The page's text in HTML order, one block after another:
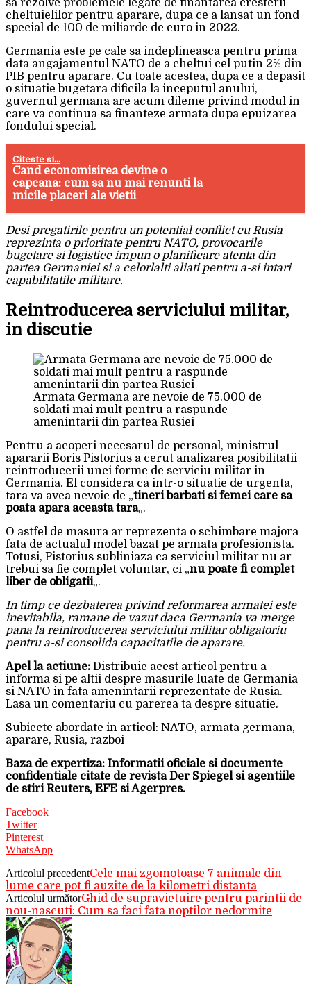
sa rezolve problemele legate de finantarea cresterii
cheltuielilor pentru aparare, dupa ce a lansat un fond
special de 100 de miliarde de euro in 2022.
Germania este pe cale sa indeplineasca pentru prima
data angajamentul NATO de a cheltui cel putin 2% din
PIB pentru aparare. Cu toate acestea, dupa ce a depasit
o situatie bugetara dificila la inceputul anului,
guvernul germana are acum dileme privind modul in
care va continua sa finanteze armata dupa epuizarea
fondului special.
Citeste si...
Cand economisirea devine o
capcana: cum sa nu mai renunti la
micile placeri ale vietii
Desi pregatirile pentru un potential conflict cu Rusia
reprezinta o prioritate pentru NATO, provocarile
bugetare si logistice impun o planificare atenta din
partea Germaniei si a celorlalti aliati pentru a-si intari
capabilitatile militare.
Reintroducerea serviciului militar,
in discutie
Armata Germana are nevoie de 75.000 de
soldati mai mult pentru a raspunde
amenintarii din partea Rusiei
Pentru a acoperi necesarul de personal, ministrul
apararii Boris Pistorius a cerut analizarea posibilitatii
reintroducerii unei forme de serviciu militar in
Germania. El considera ca intr-o situatie de urgenta,
tara va avea nevoie de „tineri barbati si femei care sa
poata apara aceasta tara„.
O astfel de masura ar reprezenta o schimbare majora
fata de actualul model bazat pe armata profesionista.
Totusi, Pistorius subliniaza ca serviciul militar nu ar
trebui sa fie complet voluntar, ci „nu poate fi complet
liber de obligatii„.
In timp ce dezbaterea privind reformarea armatei este
inevitabila, ramane de vazut daca Germania va merge
pana la reintroducerea serviciului militar obligatoriu
pentru a-si consolida capacitatile de aparare.
Apel la actiune: Distribuie acest articol pentru a
informa si pe altii despre masurile luate de Germania
si NATO in fata amenintarii reprezentate de Rusia.
Lasa un comentariu cu parerea ta despre situatie.
Subiecte abordate in articol: NATO, armata germana,
aparare, Rusia, razboi
Baza de expertiza: Informatii oficiale si documente
confidentiale citate de revista Der Spiegel si agentiile
de stiri Reuters, EFE si Agerpres.
Facebook
Twitter
Pinterest
WhatsApp
Articolul precedentCele mai zgomotoase 7 animale din
lume care pot fi auzite de la kilometri distanta
Articolul următorGhid de supravietuire pentru parintii de
nou-nascuti: Cum sa faci fata noptilor nedormite